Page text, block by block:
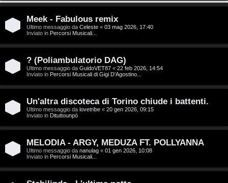
A
r
g
o
m
e
n
t
i
Meek - Fabulous remix
Ultimo messaggio da Celeste « 03 mag 2026, 17:40
Inviato in Percorsi Musicali...
? (Poliambulatorio DAG)
Ultimo messaggio da GuidoVET87 « 22 feb 2026, 14:54
Inviato in Percorsi Musicali di Gigi D'Agostino...
Un'altra discoteca di Torino chiude i battenti.
Ultimo messaggio da lovetribe « 20 gen 2026, 09:15
Inviato in Dituttounpò
MELODIA - ARGY, MEDUZA FT. POLLYANNA
Ultimo messaggio da nanulag « 01 gen 2026, 10:08
Inviato in Percorsi Musicali...
T
o
p
i
c
A
t
t
i
v